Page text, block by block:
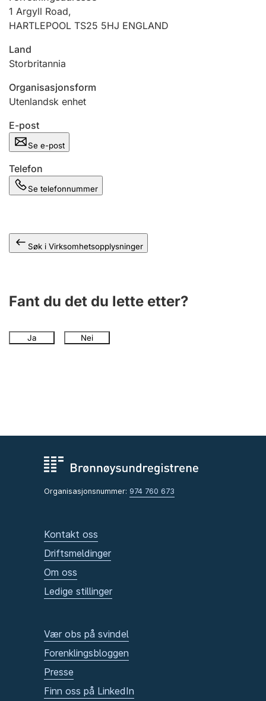
Jeger
Ektepaktveileder
Offentlig sektor
Andre tema
1 Argyll Road,
HARTLEPOOL TS25 5HJ ENGLAND
Land
Storbritannia
Organisasjonsform
Utenlandsk enhet
E-post
Se e-post
Telefon
Se telefonnummer
Søk i Virksomhetsopplysninger
Fant du det du lette etter?
Ja Nei
Organisasjonsnummer: 974 760 673
Kontakt oss
Driftsmeldinger
Om oss
Ledige stillinger
Vær obs på svindel
Forenklingsbloggen
Presse
Finn oss på LinkedIn